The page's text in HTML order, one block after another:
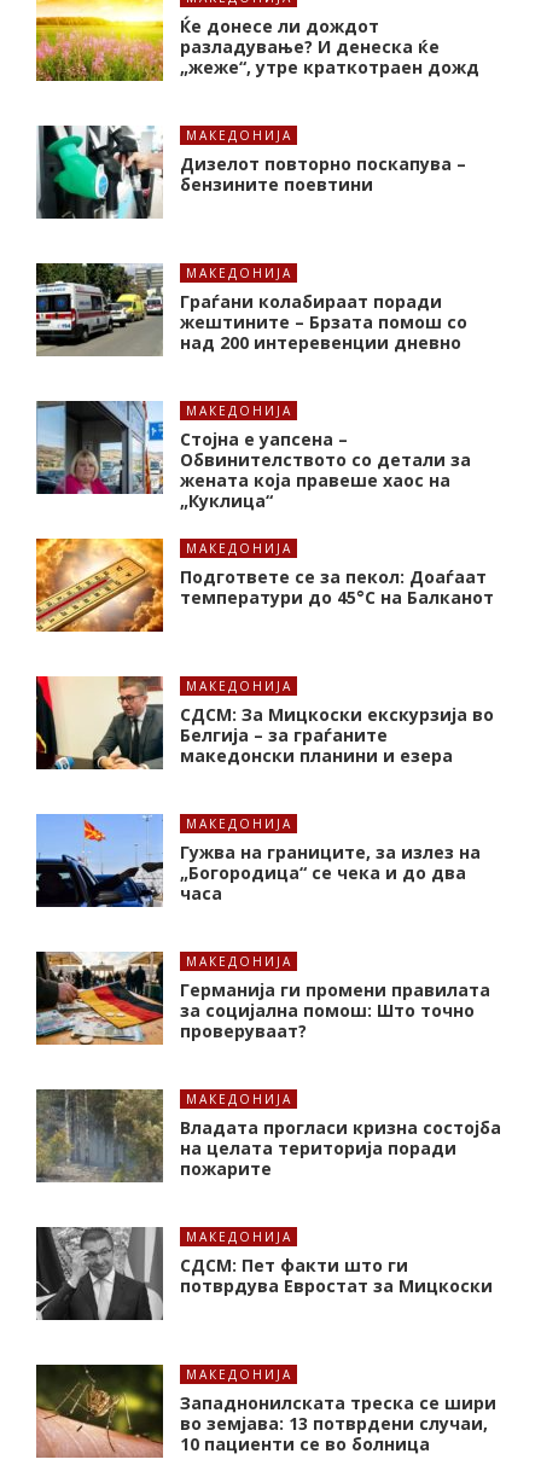
Ќе донесе ли дождот
разладување? И денеска ќе
„жеже“, утре краткотраен дожд
МАКЕДОНИЈА
Дизелот повторно поскапува –
бензините поевтини
МАКЕДОНИЈА
Граѓани колабираат поради
жештините – Брзата помош со
над 200 интеревенции дневно
МАКЕДОНИЈА
Стојна е уапсена –
Обвинителството со детали за
жената која правеше хаос на
„Куклица“
МАКЕДОНИЈА
Подгответе се за пекол: Доаѓаат
температури до 45°C на Балканот
МАКЕДОНИЈА
СДСМ: За Мицкоски екскурзија во
Белгија – за граѓаните
македонски планини и езера
МАКЕДОНИЈА
Гужва на границите, за излез на
„Богородица“ се чека и до два
часа
МАКЕДОНИЈА
Германија ги промени правилата
за социјална помош: Што точно
проверуваат?
МАКЕДОНИЈА
Владата прогласи кризна состојба
на целата територија поради
пожарите
МАКЕДОНИЈА
СДСМ: Пет факти што ги
потврдува Евростат за Мицкоски
МАКЕДОНИЈА
Западнонилската треска се шири
во земјава: 13 потврдени случаи,
10 пациенти се во болница